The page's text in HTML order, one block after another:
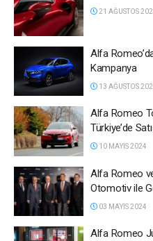
21 AĞUSTOS
Alfa
Kampanya
13 AĞUSTOS
Alfa Romeo
Türkiye’de
10 MAYIS 2024
Alfa Romeo
Otomotiv ile
03 MAYIS 2024
Alfa Romeo